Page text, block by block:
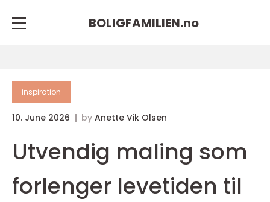
BOLIGFAMILIEN.no
inspiration
10. June 2026 by Anette Vik Olsen
Utvendig maling som
forlenger levetiden til